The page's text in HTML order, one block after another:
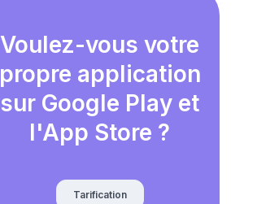
Voulez-vous votre
propre application
sur Google Play et
l'App Store ?
Tarification